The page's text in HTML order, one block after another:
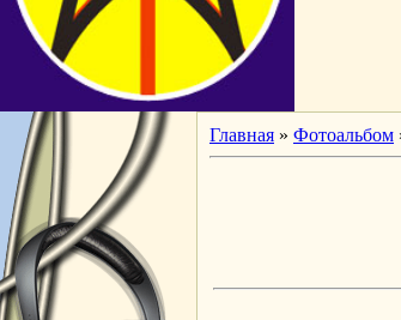
Главная » Фотоальбом